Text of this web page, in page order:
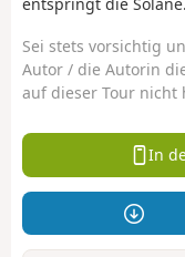
Sei stets vorsichtig
Autor / die Autorin
auf dieser Tour nicht
In